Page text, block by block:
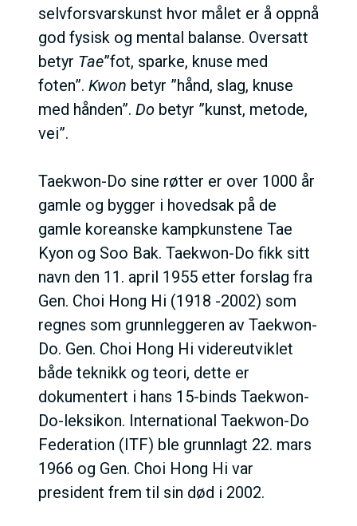
selvforsvarskunst hvor målet er å oppnå
god fysisk og mental balanse. Oversatt
betyr Tae”fot, sparke, knuse med
foten”. Kwon betyr ”hånd, slag, knuse
med hånden”. Do betyr ”kunst, metode,
vei”.
Taekwon-Do sine røtter er over 1000 år
gamle og bygger i hovedsak på de
gamle koreanske kampkunstene Tae
Kyon og Soo Bak. Taekwon-Do fikk sitt
navn den 11. april 1955 etter forslag fra
Gen. Choi Hong Hi (1918 -2002) som
regnes som grunnleggeren av Taekwon-
Do. Gen. Choi Hong Hi videreutviklet
både teknikk og teori, dette er
dokumentert i hans 15-binds Taekwon-
Do-leksikon. International Taekwon-Do
Federation (ITF) ble grunnlagt 22. mars
1966 og Gen. Choi Hong Hi var
president frem til sin død i 2002.